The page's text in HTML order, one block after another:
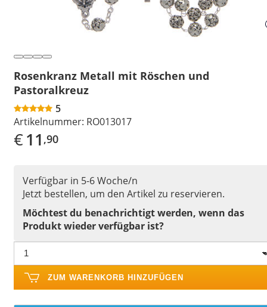
Rosenkranz Metall mit Röschen und
Pastoralkreuz
5
Artikelnummer: RO013017
€11 ,90
Verfügbar in 5-6 Woche/n
Jetzt bestellen, um den Artikel zu reservieren.
Möchtest du benachrichtigt werden, wenn das
Produkt wieder verfügbar ist?
ZUM WARENKORB HINZUFÜGEN